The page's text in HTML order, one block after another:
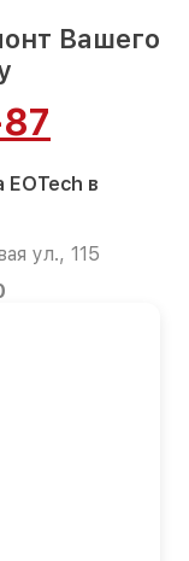
Вашего
в
ул., 115